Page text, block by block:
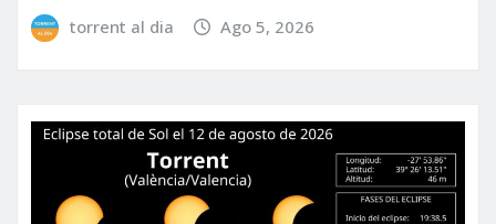
torrent al dia Ago 5, 2026